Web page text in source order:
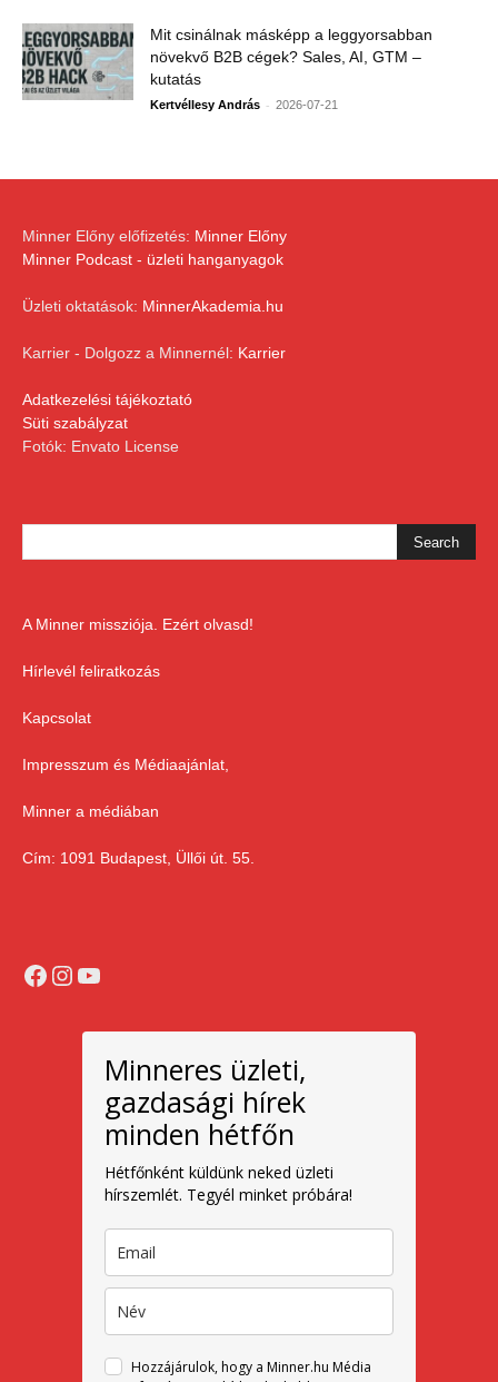
Mit csinálnak másképp a leggyorsabban
növekvő B2B cégek? Sales, AI, GTM –
kutatás
Kertvéllesy András - 2026-07-21
Minner Előny előfizetés: Minner Előny
Minner Podcast - üzleti hanganyagok
Üzleti oktatások: MinnerAkademia.hu
Karrier - Dolgozz a Minnernél: Karrier
Adatkezelési tájékoztató
Süti szabályzat
Fotók: Envato License
A Minner missziója. Ezért olvasd!
Hírlevél feliratkozás
Kapcsolat
Impresszum és Médiaajánlat,
Minner a médiában
Cím: 1091 Budapest, Üllői út. 55.
Facebook
Instagram
YouTube
Minneres üzleti,
gazdasági hírek
minden hétfőn
Hétfőnként küldünk neked üzleti
hírszemlét. Tegyél minket próbára!
Hozzájárulok, hogy a Minner.hu Média